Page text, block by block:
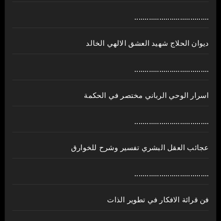
....................................
ديوان الحلاج شهيد العشق الالهي الخالد
....................................
اسرار الوحي الرباني مختصر في الحكمة
....................................
عجائب العقل البشري تفسير وشرح للخوارق
....................................
فن قرائة الافكار في تطوير الذات